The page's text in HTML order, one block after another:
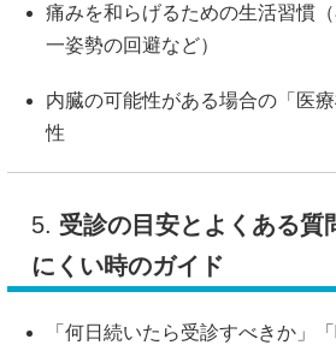
痛みを和らげるための生活習慣
一姿勢の回避など）
内臓の可能性がある場合の「医
性
5. 受診の目安とよくある質
にくい時のガイド
「何日続いたら受診すべきか」